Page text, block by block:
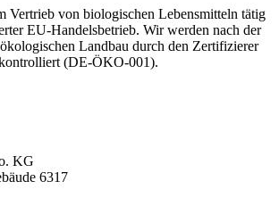
Vertrieb von biologischen Lebensmitteln tätig
EU-Handelsbetrieb. Wir werden nach der
Landbau durch den Zertifizierer
(DE-ÖKO-001).
KG
6317